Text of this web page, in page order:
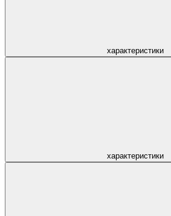
характеристики
характеристики